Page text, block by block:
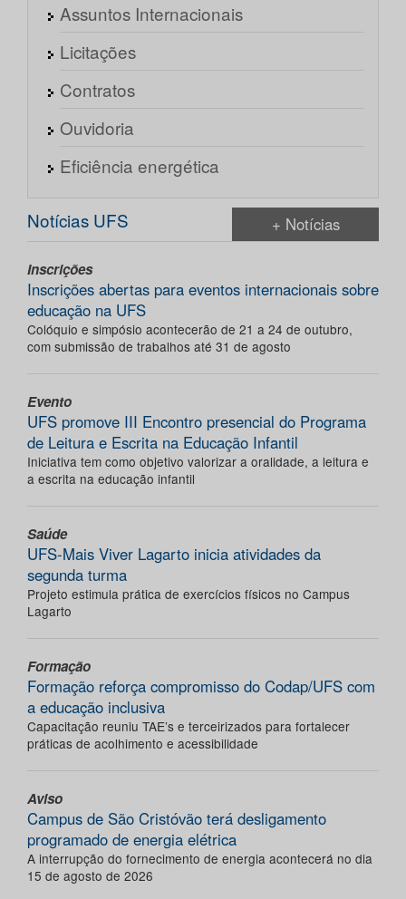
Assuntos Internacionais
Licitações
Contratos
Ouvidoria
Eficiência energética
Notícias UFS + Notícias
Inscrições
Inscrições abertas para eventos internacionais sobre
educação na UFS
Colóquio e simpósio acontecerão de 21 a 24 de outubro,
com submissão de trabalhos até 31 de agosto
Evento
UFS promove III Encontro presencial do Programa
de Leitura e Escrita na Educação Infantil
Iniciativa tem como objetivo valorizar a oralidade, a leitura e
a escrita na educação infantil
Saúde
UFS-Mais Viver Lagarto inicia atividades da
segunda turma
Projeto estimula prática de exercícios físicos no Campus
Lagarto
Formação
Formação reforça compromisso do Codap/UFS com
a educação inclusiva
Capacitação reuniu TAE’s e terceirizados para fortalecer
práticas de acolhimento e acessibilidade
Aviso
Campus de São Cristóvão terá desligamento
programado de energia elétrica
A interrupção do fornecimento de energia acontecerá no dia
15 de agosto de 2026